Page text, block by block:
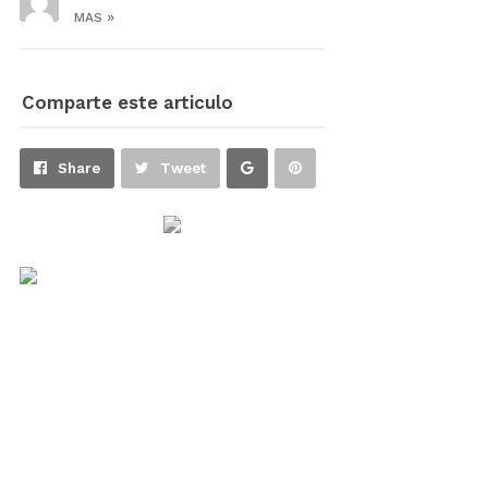
MAS »
Comparte este articulo
Share Tweet Share Pin